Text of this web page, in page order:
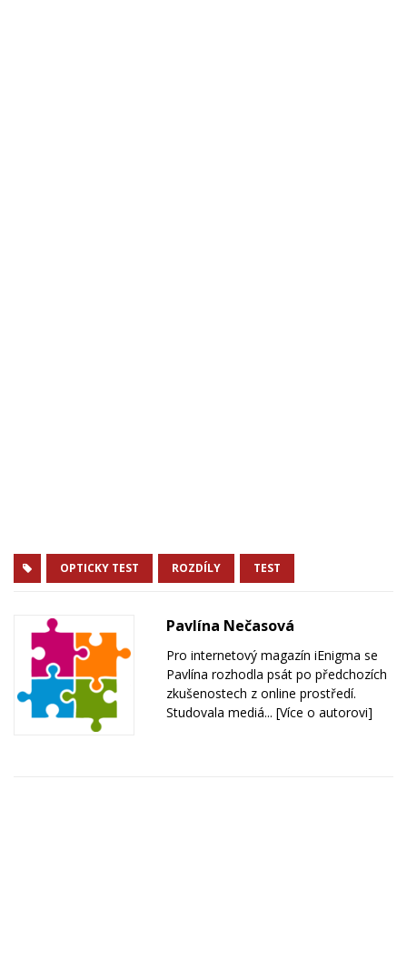
OPTICKY TEST ROZDÍLY TEST
Pavlína Nečasová
Pro internetový magazín iEnigma se
Pavlína rozhodla psát po předchozích
zkušenostech z online prostředí.
Studovala mediá... [Více o autorovi]